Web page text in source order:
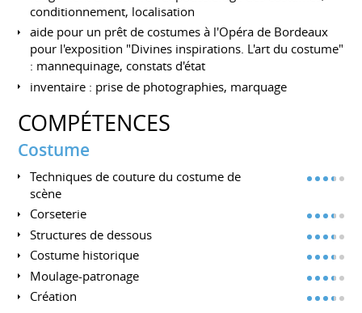
conditionnement, localisation
aide pour un prêt de costumes à l'Opéra de Bordeaux
pour l'exposition "Divines inspirations. L'art du costume"
: mannequinage, constats d'état
inventaire : prise de photographies, marquage
COMPÉTENCES
Costume
Techniques de couture du costume de
scène
Corseterie
Structures de dessous
Costume historique
Moulage-patronage
Création